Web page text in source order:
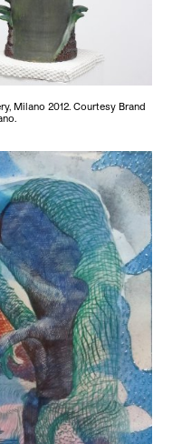
Milano 2012. Courtesy Brand